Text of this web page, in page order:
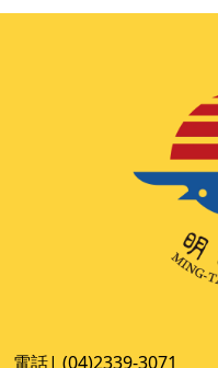
電話| (04)2339-3071